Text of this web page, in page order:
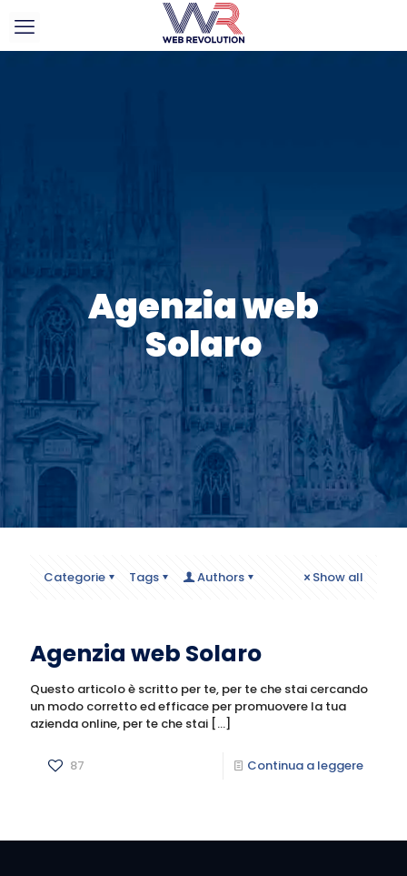
Agenzia web
Solaro
Categorie Tags Authors Show all
Agenzia web Solaro
Questo articolo è scritto per te, per te che stai cercando
un modo corretto ed efficace per promuovere la tua
azienda online, per te che stai […]
87 Continua a leggere